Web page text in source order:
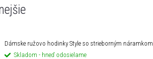
Dámske ružovo hodinky Style so strieborným náramkom
Skladom - hneď odosielame